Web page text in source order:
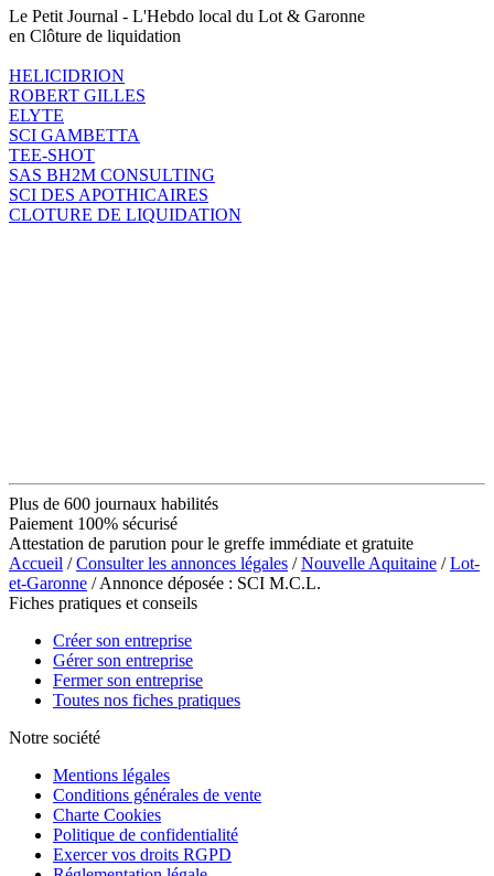
Le Petit Journal - L'Hebdo local du Lot & Garonne
en Clôture de liquidation
HELICIDRION
ROBERT GILLES
ELYTE
SCI GAMBETTA
TEE-SHOT
SAS BH2M CONSULTING
SCI DES APOTHICAIRES
CLOTURE DE LIQUIDATION
Plus de 600 journaux habilités
Paiement 100% sécurisé
Attestation de parution pour le greffe immédiate et gratuite
Accueil /Consulter les annonces légales /Nouvelle Aquitaine /Lot-
et-Garonne / Annonce déposée : SCI M.C.L.
Fiches pratiques et conseils
Créer son entreprise
Gérer son entreprise
Fermer son entreprise
Toutes nos fiches pratiques
Notre société
Mentions légales
Conditions générales de vente
Charte Cookies
Politique de confidentialité
Exercer vos droits RGPD